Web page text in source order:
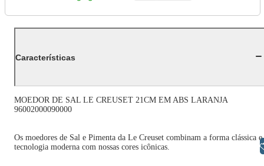
Características
MOEDOR DE SAL LE CREUSET 21CM EM ABS LARANJA
96002000090000
Os moedores de Sal e Pimenta da Le Creuset combinam a forma clássica e
tecnologia moderna com nossas cores icônicas.